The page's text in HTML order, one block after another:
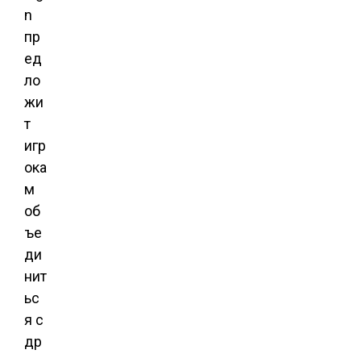
n
пр
ед
ло
жи
т
игр
ока
м
об
ъе
ди
нит
ьс
я с
др